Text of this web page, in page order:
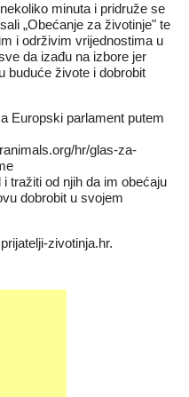
minuta i pridruže se
„Obećanje za životinje" te
i održivim vrijednostima u
da izađu na izbore jer
buduće živote i dobrobit
Europski parlament putem
hr/glas-za-
i tražiti od njih da im obećaju
dobrobit u svojem
zivotinja.hr.